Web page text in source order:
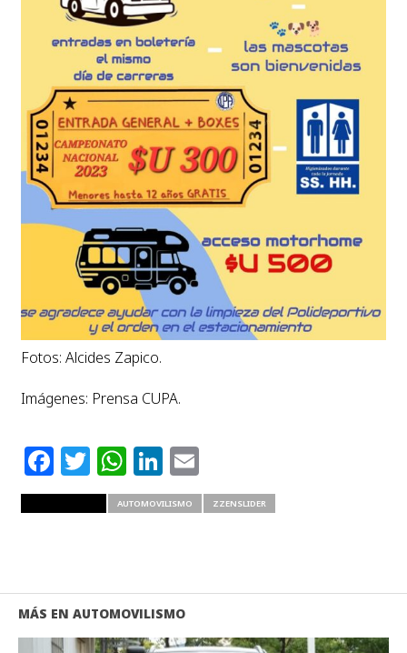
Fotos: Alcides Zapico.
Imágenes: Prensa CUPA.
Facebook
Twitter
WhatsApp
LinkedIn
Email
AUTOMOVILISMO ZZENSLIDER
MÁS EN AUTOMOVILISMO